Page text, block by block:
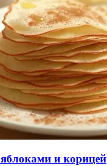
и корицей